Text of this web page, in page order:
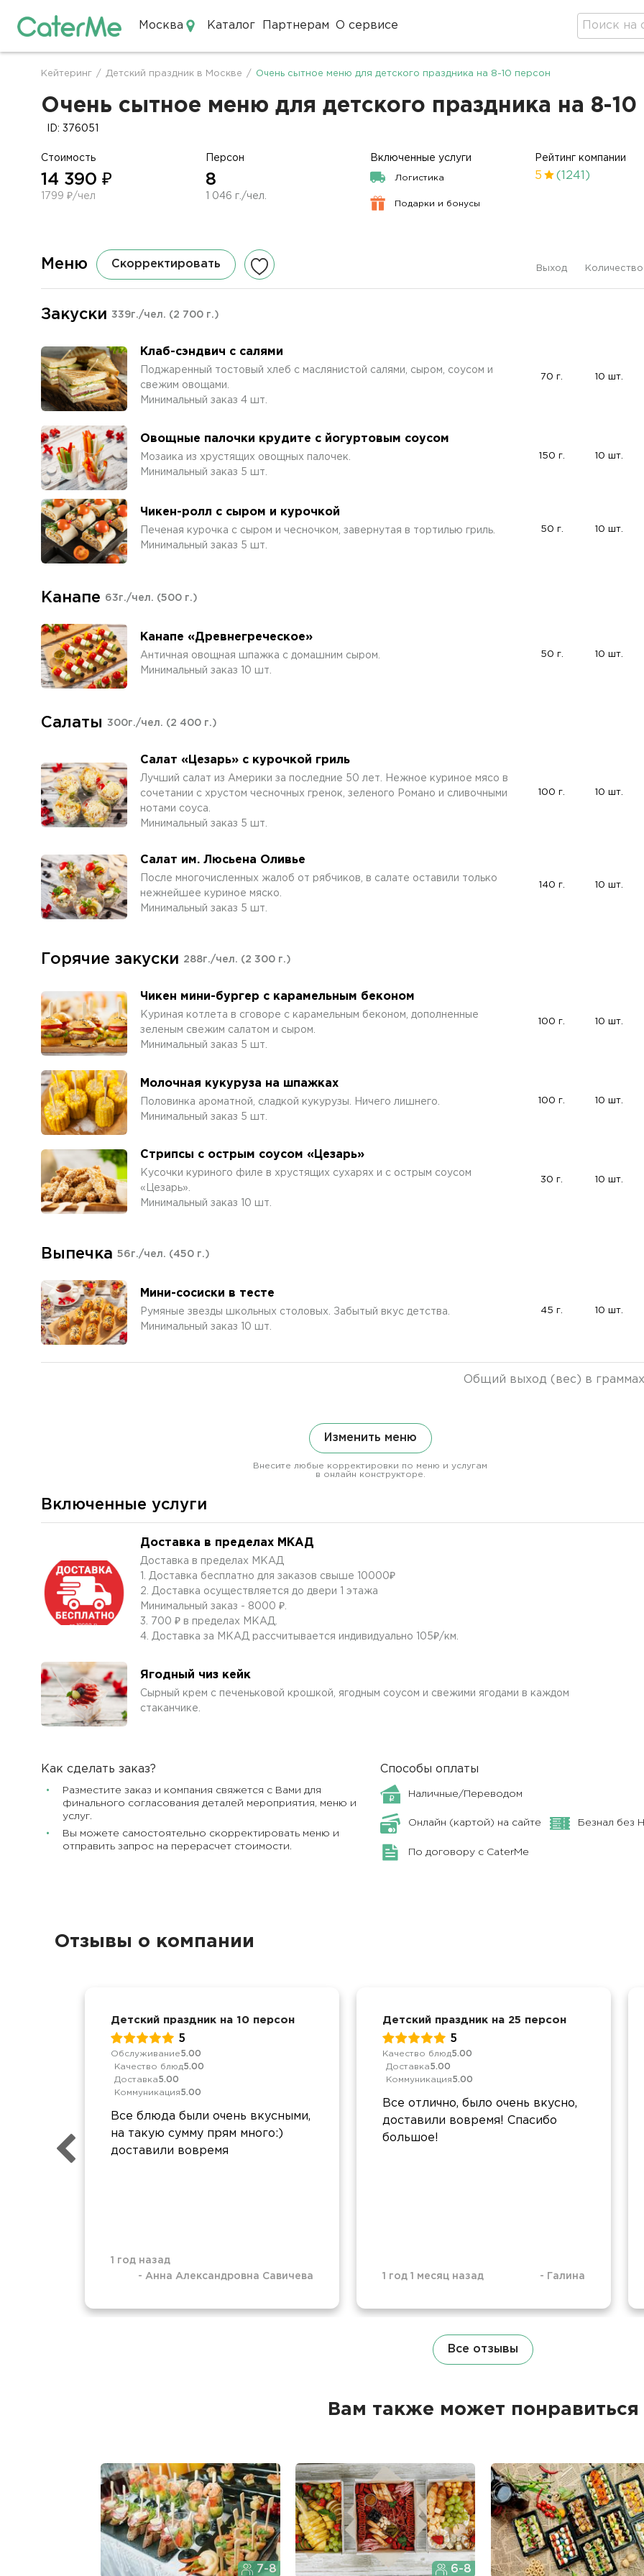
Москва Каталог Партнерам О сервисе
Строка
навигации
Кейтеринг / Детский праздник в Москве / Очень сытное меню для детского праздника на 8-10 персон
Очень сытное меню для детского праздника на 8-
ID: 376051
Стоимость
14 390 ₽
1799 ₽/чел
Персон
8
1 046 г./чел.
Включенные услуги
Логистика
Подарки и бонусы
Рейтинг компании
5 (1241)
Меню Скорректировать Выход Количество
Закуски 339г./чел. (2 700 г.)
Клаб-сэндвич с салями
Поджаренный тостовый хлеб с маслянистой салями, сыром, соусом и
свежим овощами.
Минимальный заказ 4 шт.
70 г. 10 шт.
Овощные палочки крудите с йогуртовым соусом
Мозаика из хрустящих овощных палочек.
Минимальный заказ 5 шт.
150 г. 10 шт.
Чикен-ролл с сыром и курочкой
Печеная курочка с сыром и чесночком, завернутая в тортилью гриль.
Минимальный заказ 5 шт.
50 г. 10 шт.
Канапе 63г./чел. (500 г.)
Канапе «Древнегреческое»
Античная овощная шпажка с домашним сыром.
Минимальный заказ 10 шт.
50 г. 10 шт.
Салаты 300г./чел. (2 400 г.)
Салат «Цезарь» с курочкой гриль
Лучший салат из Америки за последние 50 лет. Нежное куриное мясо в
сочетании с хрустом чесночных гренок, зеленого Романо и сливочными
нотами соуса.
Минимальный заказ 5 шт.
100 г. 10 шт.
Салат им. Люсьена Оливье
После многочисленных жалоб от рябчиков, в салате оставили только
нежнейшее куриное мяско.
Минимальный заказ 5 шт.
140 г. 10 шт.
Горячие закуски 288г./чел. (2 300 г.)
Чикен мини-бургер с карамельным беконом
Куриная котлета в сговоре с карамельным беконом, дополненные
зеленым свежим салатом и сыром.
Минимальный заказ 5 шт.
100 г. 10 шт.
Молочная кукуруза на шпажках
Половинка ароматной, сладкой кукурузы. Ничего лишнего.
Минимальный заказ 5 шт.
100 г. 10 шт.
Стрипсы с острым соусом «Цезарь»
Кусочки куриного филе в хрустящих сухарях и с острым соусом
«Цезарь».
Минимальный заказ 10 шт.
30 г. 10 шт.
Выпечка 56г./чел. (450 г.)
Мини-сосиски в тесте
Румяные звезды школьных столовых. Забытый вкус детства.
Минимальный заказ 10 шт.
45 г. 10 шт.
Общий выход (вес) в
Изменить меню
Внесите любые корректировки по меню и услугам
в онлайн конструкторе.
Включенные услуги
Доставка в пределах МКАД
Доставка в пределах МКАД
1. Доставка бесплатно для заказов свыше 10000₽
2. Доставка осуществляется до двери 1 этажа
Минимальный заказ - 8000 ₽.
3. 700 ₽ в пределах МКАД.
4. Доставка за МКАД рассчитывается индивидуально 105₽/км.
Ягодный чиз кейк
Сырный крем с печеньковой крошкой, ягодным соусом и свежими ягодами в каждом
стаканчике.
Как сделать заказ?
Разместите заказ и компания свяжется с Вами для
финального согласования деталей мероприятия, меню и
услуг.
Вы можете самостоятельно скорректировать меню и
отправить запрос на перерасчет стоимости.
Способы оплаты
Наличные/Переводом
Онлайн (картой) на сайте Безнал без
По договору с CaterMe
Отзывы о компании
Детский праздник на 10 персон
5
Обслуживание5.00
Качество блюд5.00
Доставка5.00
Коммуникация5.00
Все блюда были очень вкусными,
на такую сумму прям много:)
доставили вовремя
1 год назад
- Анна Александровна Савичева
Детский праздник на 25 персон
5
Качество блюд5.00
Доставка5.00
Коммуникация5.00
Все отлично, было очень вкусно,
доставили вовремя! Спасибо
большое!
1 год 1 месяц назад - Галина
Все отзывы
Вам также может понравиться
7-8 6-8